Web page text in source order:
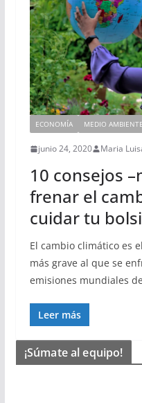
ECONOMÍA MEDIO AMBIENTE
junio 24, 2020 Maria
10 consejos
frenar el
cuidar tu
El cambio climático es
más grave al que se
emisiones mundiales
Leer más
¡Súmate al equipo!